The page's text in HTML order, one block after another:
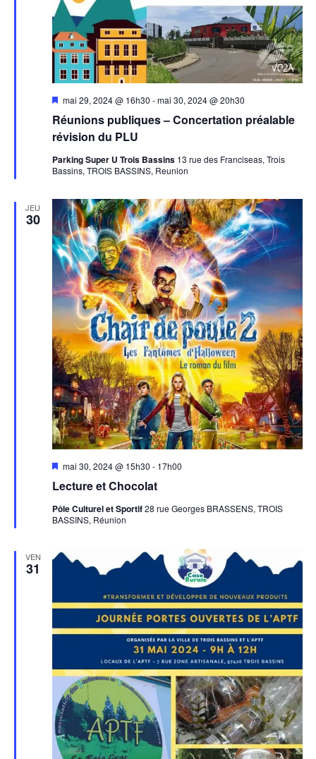
Réunions publiques – Concertation préalable
révision du PLU
Mis
avant
mai 29, 2024 @ 16h30 -mai 30, 2024 @ 20h30
Parking Super U Trois Bassins 13 rue des Franciseas, Trois
Bassins, TROIS BASSINS, Reunion
JEU
30
Lecture et Chocolat
Mis
avant
mai 30, 2024 @ 15h30 - 17h00
Pôle Culturel et Sportif28 rue Georges BRASSENS, TROIS
BASSINS, Réunion
VEN
31